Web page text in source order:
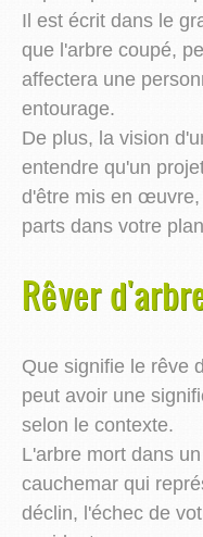
Il est écrit dans le
que l'arbre coupé,
affectera une
entourage.
De plus, la vision
entendre qu'un
d'être mis en
parts dans votre
Rêver
Que signifie le rêve
peut avoir une
selon le contexte.
L'arbre mort dans
cauchemar qui
déclin, l'échec de